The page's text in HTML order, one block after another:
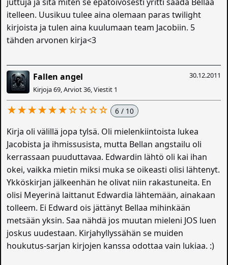
itelleen. Uusikuu tulee aina olemaan paras twilight
kirjoista ja tulen aina kuulumaan team Jacobiin. 5
tähden arvonen kirja<3
30.12.2011
Fallen angel
Kirjoja 69, Arviot 36, Viestit 1
★★★★★★☆☆☆☆ 6 / 10
Kirja oli välillä jopa tylsä. Oli mielenkiintoista lukea
Jacobista ja ihmissusista, mutta Bellan angstailu oli
kerrassaan puuduttavaa. Edwardin lähtö oli kai ihan
okei, vaikka mietin miksi muka se oikeasti olisi lähtenyt.
Ykköskirjan jälkeenhän he olivat niin rakastuneita. En
olisi Meyerinä laittanut Edwardia lähtemään, ainakaan
tolleem. Ei Edward ois jättänyt Bellaa mihinkään
metsään yksin. Saa nähdä jos muutan mieleni JOS luen
joskus uudestaan. Kirjahyllyssähän se muiden
houkutus-sarjan kirjojen kanssa odottaa vain lukiaa. :)